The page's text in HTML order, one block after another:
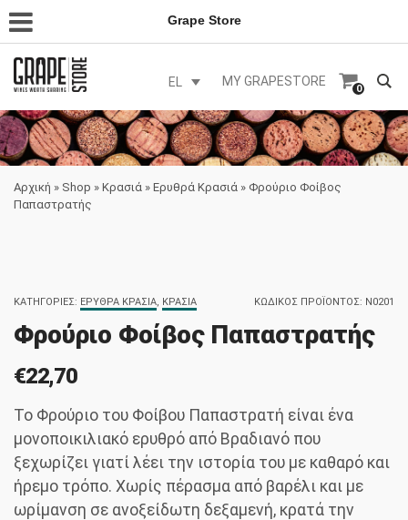
Grape Store
EL MY GRAPESTORE
0
Αρχική » Shop » Κρασιά » Ερυθρά Κρασιά » Φρούριο Φοίβος
Παπαστρατής
ΚΩΔΙΚΌΣ ΠΡΟΪΌΝΤΟΣ: N0201
ΚΑΤΗΓΟΡΊΕΣ: ΕΡΥΘΡΆ ΚΡΑΣΙΆ, ΚΡΑΣΙΆ
Φρούριο Φοίβος Παπαστρατής
€22,70
Το Φρούριο του Φοίβου Παπαστρατή είναι ένα
μονοποικιλιακό ερυθρό από Βραδιανό που
ξεχωρίζει γιατί λέει την ιστορία του με καθαρό και
ήρεμο τρόπο. Χωρίς πέρασμα από βαρέλι και με
ωρίμανση σε ανοξείδωτη δεξαμενή, κρατά την